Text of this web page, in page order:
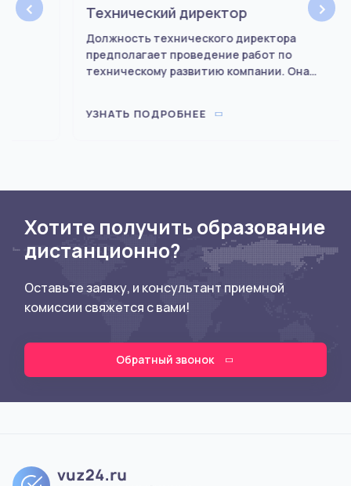
‹Технический директор
Должность технического директора
предполагает проведение работ по
техническому развитию компании. Она
УЗНАТЬ ПОДРОБНЕЕ
›
Хотите получить образование
дистанционно?
Оставьте заявку, и консультант приемной
комиссии свяжется с вами!
Обратный звонок